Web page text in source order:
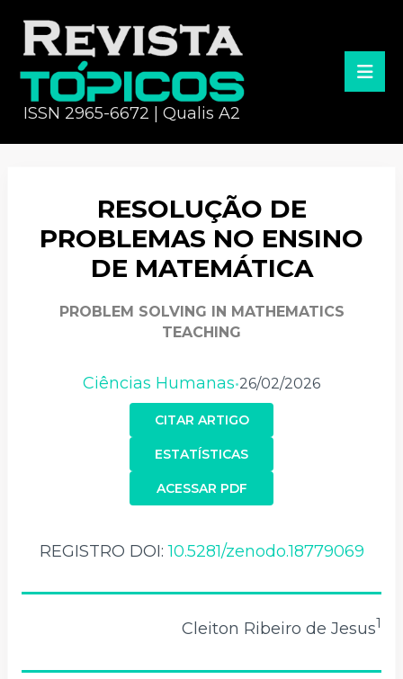
ISSN 2965-6672 | Qualis A2
RESOLUÇÃO DE
PROBLEMAS NO ENSINO
DE MATEMÁTICA
PROBLEM SOLVING IN MATHEMATICS
TEACHING
Ciências Humanas•26/02/2026
CITAR ARTIGO
ACESSAR PDF
ESTATÍSTICAS
REGISTRO DOI:10.5281/zenodo.18779069
Cleiton Ribeiro de Jesus1